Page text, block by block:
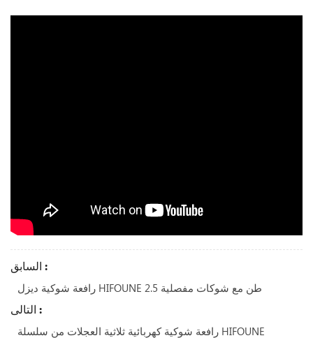
السابق :
رافعة شوكية ديزل HIFOUNE 2.5 طن مع شوكات مفصلية
التالى :
رافعة شوكية كهربائية ثلاثية العجلات من سلسلة HIFOUNE